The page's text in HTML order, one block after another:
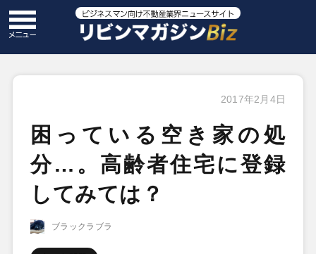
2017年2月4日
困っている空き家の処
分…。高齢者住宅に登録
してみては？
ブラックラブラ